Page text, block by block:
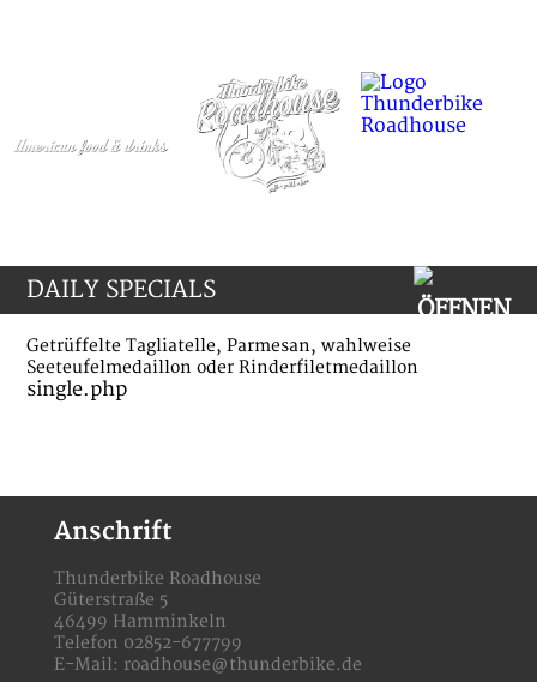
DAILY SPECIALS
Getrüffelte Tagliatelle, Parmesan, wahlweise
Seeteufelmedaillon oder Rinderfiletmedaillon
single.php
Anschrift
Thunderbike Roadhouse
Güterstraße 5
46499 Hamminkeln
Telefon 02852-677799
E-Mail: roadhouse@thunderbike.de